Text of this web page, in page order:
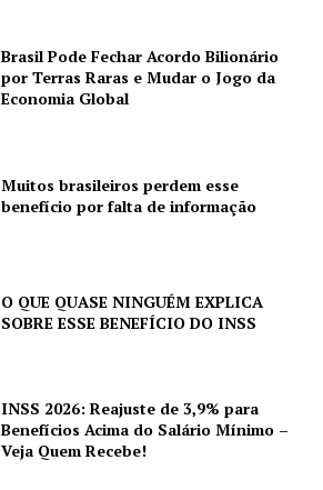
Brasil Pode Fechar Acordo Bilionário
por Terras Raras e Mudar o Jogo da
Economia Global
Muitos brasileiros perdem esse
benefício por falta de informação
O QUE QUASE NINGUÉM EXPLICA
SOBRE ESSE BENEFÍCIO DO INSS
INSS 2026: Reajuste de 3,9% para
Benefícios Acima do Salário Mínimo –
Veja Quem Recebe!